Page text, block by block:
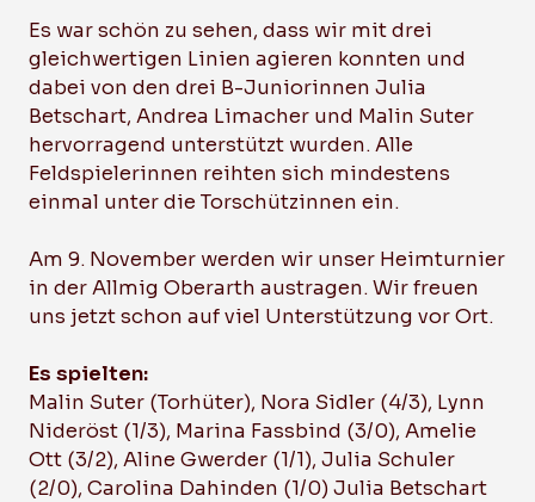
Es war schön zu sehen, dass wir mit drei
gleichwertigen Linien agieren konnten und
dabei von den drei B-Juniorinnen Julia
Betschart, Andrea Limacher und Malin Suter
hervorragend unterstützt wurden. Alle
Feldspielerinnen reihten sich mindestens
einmal unter die Torschützinnen ein.
Am 9. November werden wir unser Heimturnier
in der Allmig Oberarth austragen. Wir freuen
uns jetzt schon auf viel Unterstützung vor Ort.
Es spielten:
Malin Suter (Torhüter), Nora Sidler (4/3), Lynn
Nideröst (1/3), Marina Fassbind (3/0), Amelie
Ott (3/2), Aline Gwerder (1/1), Julia Schuler
(2/0), Carolina Dahinden (1/0) Julia Betschart